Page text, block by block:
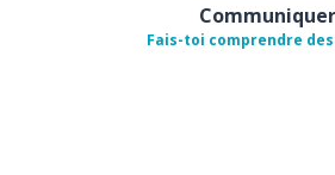
Communiquer
Fais-toi comprendre